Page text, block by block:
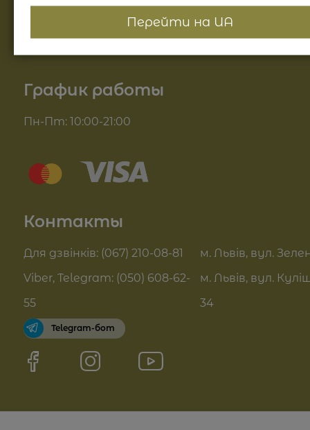
Перейти на UA
График работы
Пн-Пт: 10:00-21:00
Косметика для лица
Косметика для тела
Для волос
Комплекси для обличчя
Актуальні знижки
Pro Age догляд
Информация
Отзывы
Договор оферты
Контакты
Для дзвінків: (067) 210-08-81
Viber, Telegram: (050) 608-62-
55
Telegram-бот
м. Львів, вул.
м. Львів, вул.
34